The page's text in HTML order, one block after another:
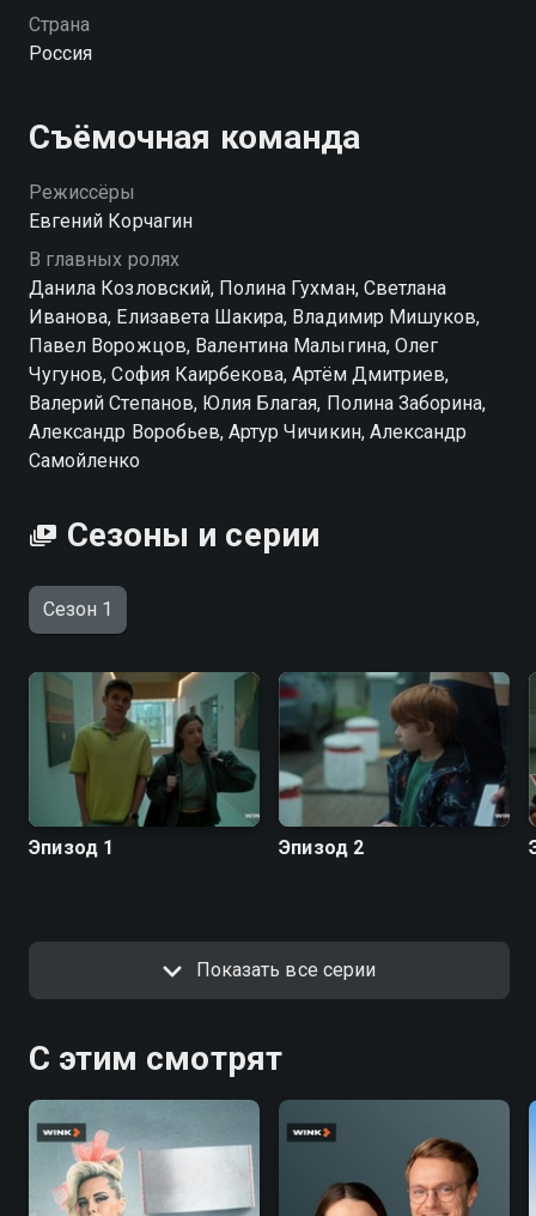
случайно замечает бывший чемпион, а ныне тренер
Игорь Стрельников. Опытный наставник решает
Полина Гухман, Светлана Иванова, Елизавета
Шакира. Двум аутсайдерам необходимо проявить
стальной характер, чтобы триумфально вернуться в
элитный спорт. Смотри Первую ракетку в хорошем
Посмотреть онлайн 1 сезон сериала Первая ракетка
вы можете совершенно бесплатно в хорошем HD
качестве на Смотрёшке
Страна
Россия
Съёмочная команда
Режиссёры
Евгений Корчагин
В главных ролях
Данила Козловский, Полина Гухман, Светлана
Иванова, Елизавета Шакира, Владимир Мишуков,
Павел Ворожцов, Валентина Малыгина, Олег
Чугунов, София Каирбекова, Артём Дмитриев,
Валерий Степанов, Юлия Благая, Полина Заборина,
Александр Воробьев, Артур Чичикин, Александр
Самойленко
Сезоны и серии
Сезон 1
Эпизод 1 Эпизод 2
Показать все серии
С этим смотрят